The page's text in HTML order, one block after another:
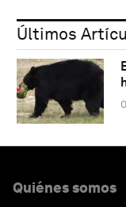
Últimos
Quiénes somos